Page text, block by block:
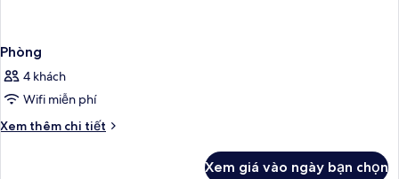
Phòng
4 khách
Wifi miễn phí
Xem thêm chi tiết
Chi
Xem giá vào ngày bạn chọn